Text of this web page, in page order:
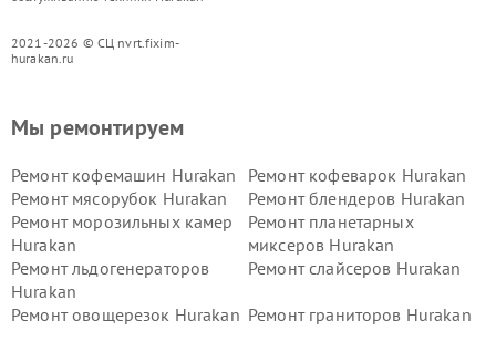
2021-2026 © СЦ nvrt.fixim-
hurakan.ru
Мы ремонтируем
Ремонт кофемашин Hurakan
Ремонт кофеварок Hurakan
Ремонт мясорубок Hurakan
Ремонт блендеров Hurakan
Ремонт морозильных камер
Hurakan
Ремонт планетарных
миксеров Hurakan
Ремонт льдогенераторов
Hurakan
Ремонт слайсеров Hurakan
Ремонт овощерезок Hurakan Ремонт граниторов Hurakan